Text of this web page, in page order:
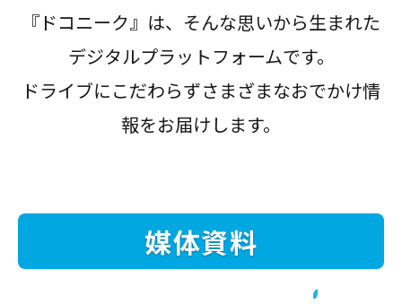
『ドコニーク』は、そんな思いから生まれた
デジタルプラットフォームです。
ドライブにこだわらずさまざまなおでかけ情
報をお届けします。
媒体資料